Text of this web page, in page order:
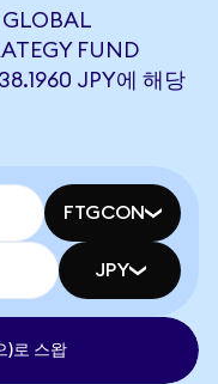
GLOBAL
FUND
JPY에 해당
FTGCON
JPY
)로 스왑